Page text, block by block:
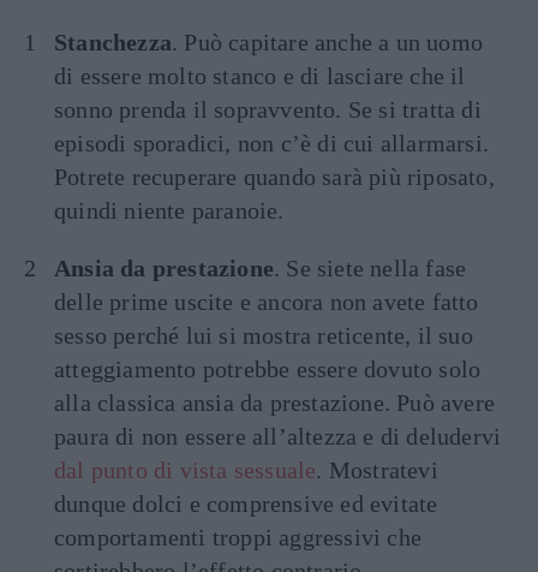
Stanchezza. Può capitare anche a un uomo
di essere molto stanco e di lasciare che il
sonno prenda il sopravvento. Se si tratta di
episodi sporadici, non c’è di cui allarmarsi.
Potrete recuperare quando sarà più riposato,
quindi niente paranoie.
Ansia da prestazione. Se siete nella fase
delle prime uscite e ancora non avete fatto
sesso perché lui si mostra reticente, il suo
atteggiamento potrebbe essere dovuto solo
alla classica ansia da prestazione. Può avere
paura di non essere all’altezza e di deludervi
dal punto di vista sessuale. Mostratevi
dunque dolci e comprensive ed evitate
comportamenti troppi aggressivi che